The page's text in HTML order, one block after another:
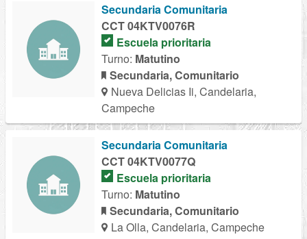
Secundaria Comunitaria
CCT 04KTV0076R
Escuela prioritaria
Turno: Matutino
Secundaria, Comunitario
Nueva Delicias Ii, Candelaria,
Campeche
Secundaria Comunitaria
CCT 04KTV0077Q
Escuela prioritaria
Turno: Matutino
Secundaria, Comunitario
La Olla, Candelaria, Campeche